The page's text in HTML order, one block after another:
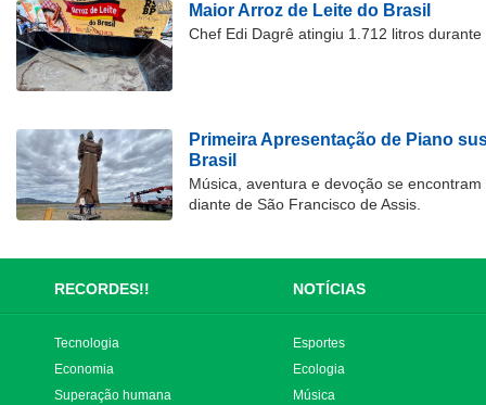
Maior Arroz de Leite do Brasil
Chef Edi Dagrê atingiu 1.712 litros
Primeira Apresentação de Piano
Brasil
Música, aventura e devoção se
diante de São Francisco de Assis.
RECORDES!! NOTÍCIAS
Tecnologia
Economia
Superação humana
Esportes
Ecologia
Música